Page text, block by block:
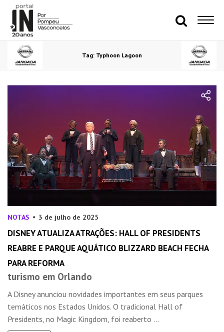
Tag: Typhoon Lagoon
NOTAS 3 de julho de 2025
DISNEY ATUALIZA ATRAÇÕES: HALL OF PRESIDENTS
REABRE E PARQUE AQUÁTICO BLIZZARD BEACH FECHA
PARA REFORMA
turismo em Orlando
A Disney anunciou novidades importantes em seus parques
temáticos nos Estados Unidos. O tradicional Hall of
Presidents, no Magic Kingdom, foi reaberto ...